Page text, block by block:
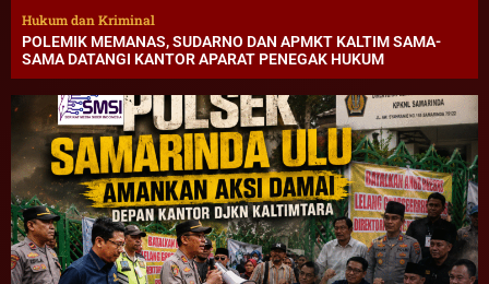
Hukum dan Kriminal
POLEMIK MEMANAS, SUDARNO DAN APMKT KALTIM SAMA-
SAMA DATANGI KANTOR APARAT PENEGAK HUKUM